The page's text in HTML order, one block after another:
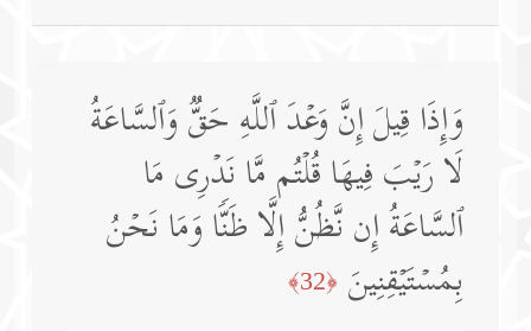
وَإِذَا قِیلَ إِنَّ وَعۡدَ ٱللَّهِ حَقࣱّ وَٱلسَّاعَةُ
لَا رَیۡبَ فِیهَا قُلۡتُم مَّا نَدۡرِی مَا
ٱلسَّاعَةُ إِن نَّظُنُّ إِلَّا ظَنࣰّا وَمَا نَحۡنُ
بِمُسۡتَیۡقِنِینَ ﴿32﴾